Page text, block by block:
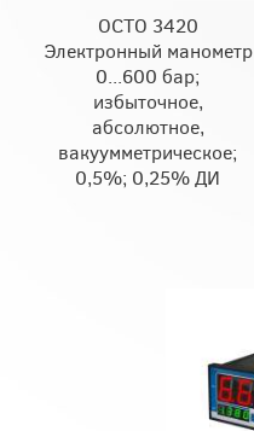
OCTO 3420
Электронный манометр
0...600 бар;
избыточное,
абсолютное,
вакуумметрическое;
0,5%; 0,25% ДИ